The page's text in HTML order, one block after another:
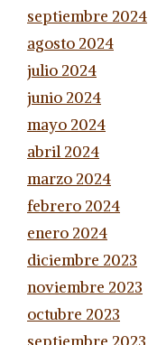
septiembre 2024
agosto 2024
julio 2024
junio 2024
mayo 2024
abril 2024
marzo 2024
febrero 2024
enero 2024
diciembre 2023
noviembre 2023
octubre 2023